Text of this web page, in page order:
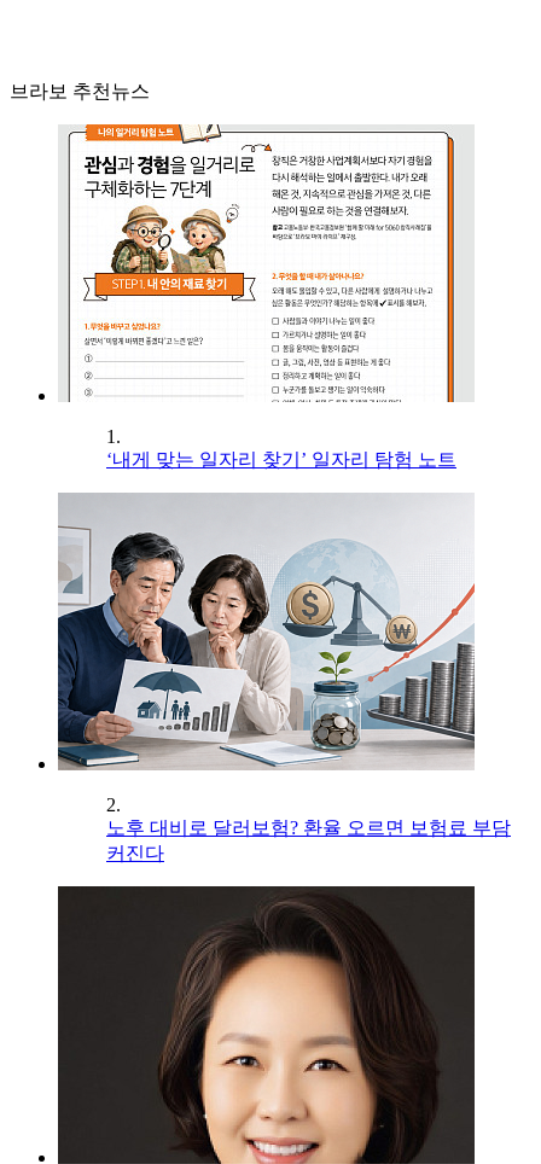
브라보 추천뉴스
1.
‘내게 맞는 일자리 찾기’ 일자리 탐험 노트
2.
노후 대비로 달러보험? 환율 오르면 보험료 부담
커진다